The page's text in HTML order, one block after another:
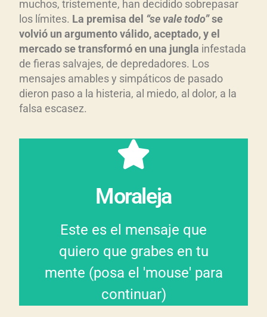
muchos, tristemente, han decidido sobrepasar
los límites. La premisa del “se vale todo”se
volvió un argumento válido, aceptado, y el
mercado se transformó en una jungla infestada
de fieras salvajes, de depredadores. Los
mensajes amables y simpáticos de pasado
dieron paso a la histeria, al miedo, al dolor, a la
falsa escasez.
Moraleja
Este es el mensaje que
quiero que grabes en tu
mente (posa el 'mouse' para
continuar)
El don de la comunicación es
un privilegio exclusivo de los
seres humanos. Nos fue
otorgado para unirnos,
servirnos, ayudarnos. Sin
embargo, la polarización la
debes evitar caer en su
trampa.